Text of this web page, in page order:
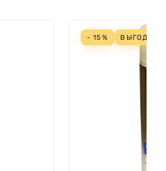
- 15% ВЫГОДА